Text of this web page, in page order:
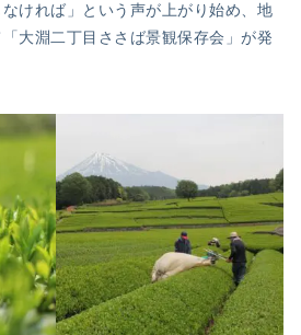
ければ」という声が上がり始め、地
大淵二丁目ささば景観保存会」が発